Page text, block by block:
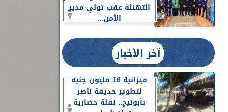
التهنئة عقب تولي مدير
الأمن...
آخر الأخبار
ميزانية 16 مليون جنيه
لتطوير حديقة ناصر
بأبوتيج.. نقلة حضارية